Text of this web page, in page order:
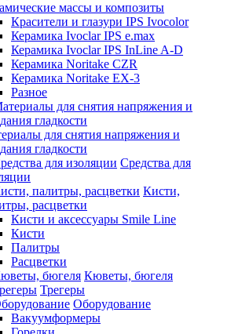
массы и композиты
Красители и глазури IPS Ivocolor
Керамика Ivoclar IPS e.max
Керамика Ivoclar IPS InLine A-D
Керамика Noritake CZR
Керамика Noritake EX-3
Разное
для снятия напряжения и
гладкости
Средства для
Кисти,
расцветки
Кисти и аксессуары Smile Line
Кисти
Палитры
Расцветки
Кюветы, бюгеля
Трегеры
Оборудование
Вакуумформеры